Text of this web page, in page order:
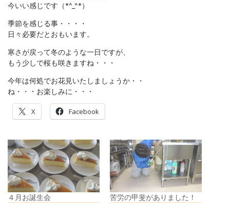
今いい感じです（*^_^*）
季節を感じる事・・・・
日々必要だとおもいます。
寒さが戻って冬のような一日ですが、
もう少しで桜も咲きますね・・・
今年は何処でお花見いたしましょうか・・
ね・・・お楽しみに・・・
X Facebook
４月お誕生会
苦労の甲斐がありました！